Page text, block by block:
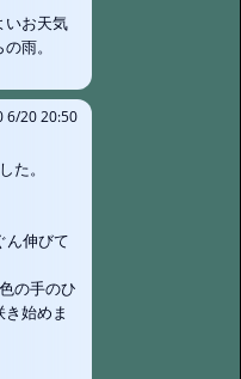
いお天気
雨。
6/20 20:50
。
伸びて
の手のひ
始めま